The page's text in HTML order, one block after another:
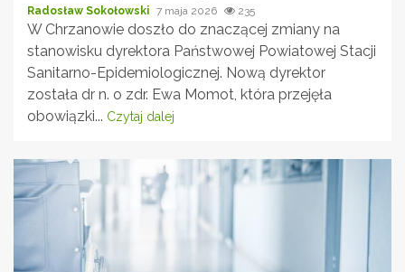
Radosław Sokołowski 7 maja 2026 235
W Chrzanowie doszło do znaczącej zmiany na
stanowisku dyrektora Państwowej Powiatowej Stacji
Sanitarno-Epidemiologicznej. Nową dyrektor
została dr n. o zdr. Ewa Momot, która przejęła
obowiązki... Czytaj dalej